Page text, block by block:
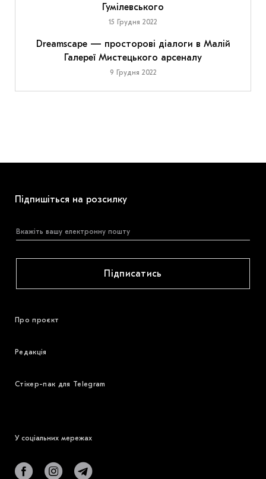
Гумілевського
15 Грудня 2022
Dreamscape — просторові діалоги в Малій
Галереї Мистецького арсеналу
9 Грудня 2022
Підпишіться на розсилку
Підписатись
Про проєкт
Редакція
Стікер-пак для Telegram
У соціальних мережах